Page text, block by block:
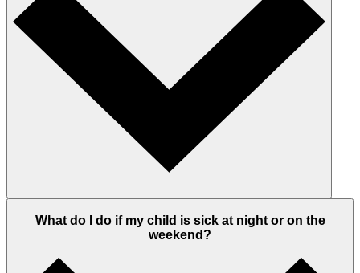
What do I do if my child is sick at night or on the
weekend?